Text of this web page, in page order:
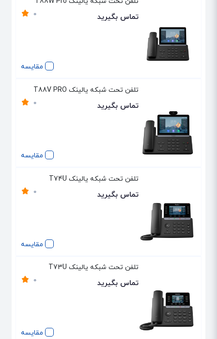
مقایسه
0 تماس بگیرید
مقایسه
تلفن تحت شبکه یالینک T88V PRO
0 تماس بگیرید
مقایسه
تلفن تحت شبکه یالینک T74U
0 تماس بگیرید
مقایسه
تلفن تحت شبکه یالینک T73U
0 تماس بگیرید